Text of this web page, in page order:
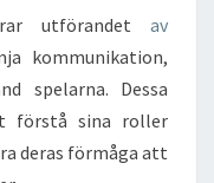
utförandet av
kommunikation,
spelarna. Dessa
förstå sina roller
deras förmåga att